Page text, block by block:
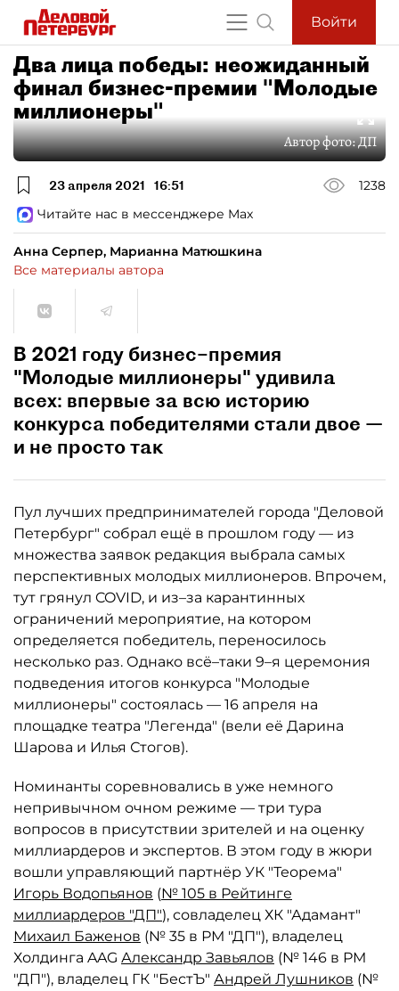
Войти
Два лица победы: неожиданный
финал бизнес-премии "Молодые
миллионеры"
Автор фото:ДП
23 апреля 2021 16:51
1238
Читайте нас в мессенджере Max
Анна Серпер, Марианна Матюшкина
Все материалы автора
В 2021 году бизнес–премия
"Молодые миллионеры" удивила
всех: впервые за всю историю
конкурса победителями стали двое —
и не просто так
Пул лучших предпринимателей города "Деловой
Петербург" собрал ещё в прошлом году — из
множества заявок редакция выбрала самых
перспективных молодых миллионеров. Впрочем,
тут грянул COVID, и из–за карантинных
ограничений мероприятие, на котором
определяется победитель, переносилось
несколько раз. Однако всё–таки 9–я церемония
подведения итогов конкурса "Молодые
миллионеры" состоялась — 16 апреля на
площадке театра "Легенда" (вели её Дарина
Шарова и Илья Стогов).
Номинанты соревновались в уже немного
непривычном очном режиме — три тура
вопросов в присутствии зрителей и на оценку
миллиардеров и экспертов. В этом году в жюри
вошли управляющий партнёр УК "Теорема"
Игорь Водопьянов (№ 105 в Рейтинге
миллиардеров "ДП"), совладелец ХК "Адамант"
Михаил Баженов (№ 35 в РМ "ДП"), владелец
Холдинга AAG Александр Завьялов (№ 146 в РМ
"ДП"), владелец ГК "БестЪ" Андрей Лушников (№